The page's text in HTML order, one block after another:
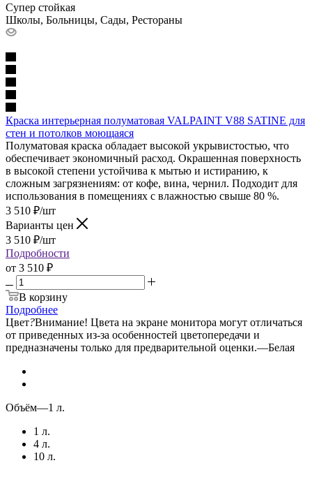
Супер стойкая
Школы, Больницы, Сады, Рестораны
Краска интерьерная полуматовая VALPAINT V88 SATINE для
стен и потолков моющаяся
Полуматовая краска обладает высокой укрывистостью, что
обеспечивает экономичный расход. Окрашенная поверхность
в высокой степени устойчива к мытью и истиранию, к
сложным загрязнениям: от кофе, вина, чернил. Подходит для
использования в помещениях с влажностью свыше 80 %.
3 510 ₽/шт
Варианты цен
3 510 ₽/шт
Подробности
от 3 510 ₽
В корзину
Подробнее
Цвет?Внимание! Цвета на экране монитора могут отличаться
от приведенных из-за особенностей цветопередачи и
предназначены только для предварительной оценки.—Белая
Объём—1 л.
1 л.
4 л.
10 л.